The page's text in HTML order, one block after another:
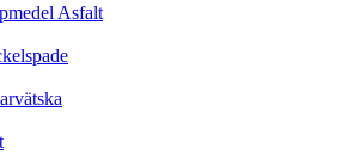
Asfalt